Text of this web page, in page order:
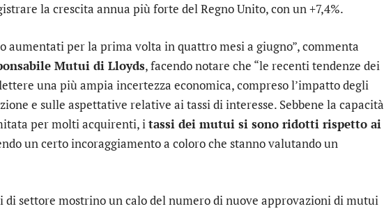
la crescita annua più forte del Regno Unito, con un +7,4%.
aumentati per la prima volta in quattro mesi a giugno”, commenta
Mutui di Lloyds, facendo notare che “le recenti tendenze dei
una più ampia incertezza economica, compreso l’impatto degli
e sulle aspettative relative ai tassi di interesse. Sebbene la capacità
per molti acquirenti, itassi dei mutui si sono ridotti rispetto ai
un certo incoraggiamento a coloro che stanno valutando un
di settore mostrino un calo del numero di nuove approvazioni di mutui